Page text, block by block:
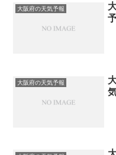
大阪府の天気予報
大阪府の天気予報